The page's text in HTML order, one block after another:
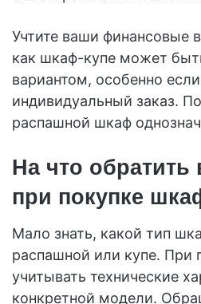
Учтите ваши финансовые
как шкаф-купе может
вариантом, особенно
индивидуальный заказ.
распашной шкаф
На что обратить
при покупке
Мало знать, какой тип
распашной или купе. При
учитывать технические
конкретной модели.